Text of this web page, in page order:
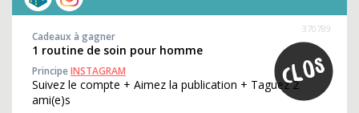
370789
Cadeaux à gagner
1 routine de soin pour homme
PrincipeINSTAGRAM
Suivez le compte + Aimez la publication + Taguez 2
ami(e)s